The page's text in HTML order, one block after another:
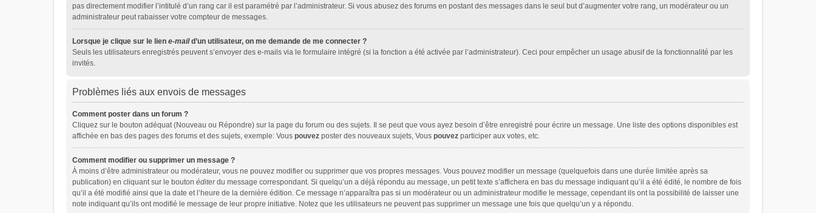
pas directement modifier l’intitulé d’un rang car il est paramétré par l’administrateur. Si vous abusez des forums en postant des messages dans le seul but d’augmenter votre rang, un modérateur ou un
administrateur peut rabaisser votre compteur de messages.
Lorsque je clique sur le lien e-maild’un utilisateur, on me demande de me connecter ?
Seuls les utilisateurs enregistrés peuvent s’envoyer des e-mails via le formulaire intégré (si la fonction a été activée par l’administrateur). Ceci pour empêcher un usage abusif de la fonctionnalité par les
invités.
Problèmes liés aux envois de messages
Comment poster dans un forum ?
Cliquez sur le bouton adéquat (Nouveau ou Répondre) sur la page du forum ou des sujets. Il se peut que vous ayez besoin d’être enregistré pour écrire un message. Une liste des options disponibles est
affichée en bas des pages des forums et des sujets, exemple: Vous pouvez poster des nouveaux sujets, Vous pouvez participer aux votes, etc.
Comment modifier ou supprimer un message ?
À moins d’être administrateur ou modérateur, vous ne pouvez modifier ou supprimer que vos propres messages. Vous pouvez modifier un message (quelquefois dans une durée limitée après sa
publication) en cliquant sur le bouton éditerdu message correspondant. Si quelqu’un a déjà répondu au message, un petit texte s’affichera en bas du message indiquant qu’il a été édité, le nombre de fois
qu’il a été modifié ainsi que la date et l’heure de la dernière édition. Ce message n’apparaîtra pas si un modérateur ou un administrateur modifie le message, cependant ils ont la possibilité de laisser une
note indiquant qu’ils ont modifié le message de leur propre initiative. Notez que les utilisateurs ne peuvent pas supprimer un message une fois que quelqu’un y a répondu.